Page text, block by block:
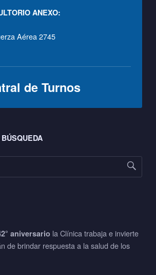
ANEXO:
Aérea 2745
de Turnos
aniversario la Clínica trabaja e invierte
de brindar respuesta a la salud de los